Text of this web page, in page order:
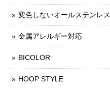
変色しないオールステンレス
金属アレルギー対応
BICOLOR
HOOP STYLE